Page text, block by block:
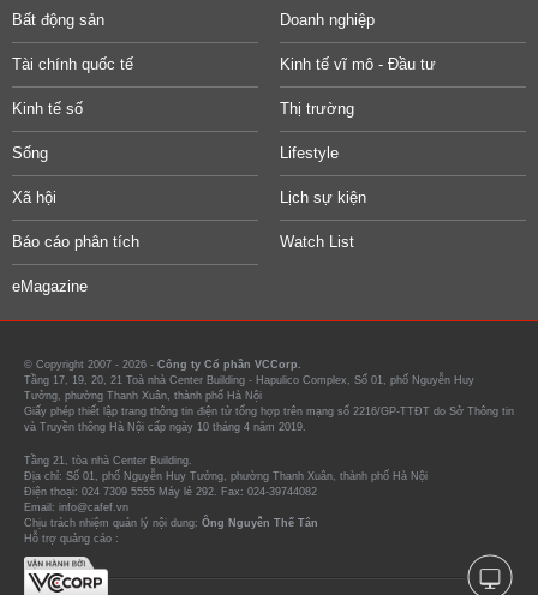
Bất động sản Doanh nghiệp
Tài chính quốc tế Kinh tế vĩ mô - Đầu tư
Kinh tế số Thị trường
Sống Lifestyle
Xã hội Lịch sự kiện
Báo cáo phân tích Watch List
eMagazine
© Copyright 2007 - 2026 - Công ty Cổ phần VCCorp.
Tầng 17, 19, 20, 21 Toà nhà Center Building - Hapulico Complex, Số 01, phố Nguyễn Huy
Tưởng, phường Thanh Xuân, thành phố Hà Nội
Giấy phép thiết lập trang thông tin điện tử tổng hợp trên mạng số 2216/GP-TTĐT do Sở Thông tin
và Truyền thông Hà Nội cấp ngày 10 tháng 4 năm 2019.
Tầng 21, tòa nhà Center Building.
Địa chỉ: Số 01, phố Nguyễn Huy Tưởng, phường Thanh Xuân, thành phố Hà Nội
Điện thoại: 024 7309 5555 Máy lẻ 292. Fax: 024-39744082
Email: info@cafef.vn
Chịu trách nhiệm quản lý nội dung: Ông Nguyễn Thế Tân
Hỗ trợ quảng cáo :